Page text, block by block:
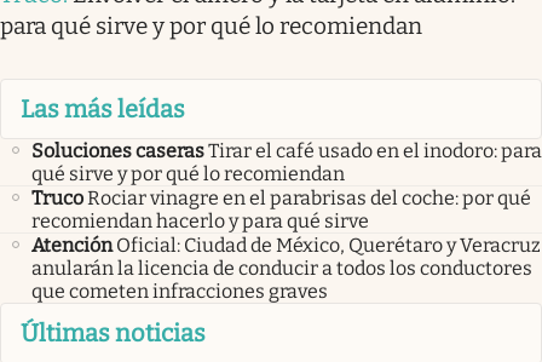
para qué sirve y por qué lo recomiendan
Las más leídas
Soluciones caserasTirar el café usado en el inodoro: para
qué sirve y por qué lo recomiendan
TrucoRociar vinagre en el parabrisas del coche: por qué
recomiendan hacerlo y para qué sirve
Atención Oficial: Ciudad de México, Querétaro y Veracruz
anularán la licencia de conducir a todos los conductores
que cometen infracciones graves
Últimas noticias